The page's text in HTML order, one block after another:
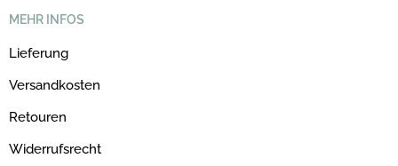
MEHR INFOS
Lieferung
Versandkosten
Retouren
Widerrufsrecht